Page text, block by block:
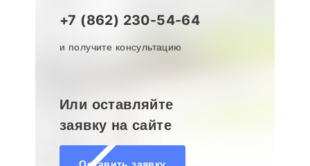
+7 (862) 230-54-64
и получите консультацию
Или оставляйте
заявку на сайте